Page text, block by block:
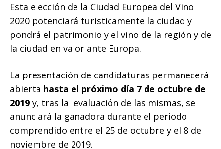
Esta elección de la Ciudad Europea del Vino
2020 potenciará turisticamente la ciudad y
pondrá el patrimonio y el vino de la región y de
la ciudad en valor ante Europa.
La presentación de candidaturas permanecerá
abierta hasta el próximo día 7 de octubre de
2019 y, tras la evaluación de las mismas, se
anunciará la ganadora durante el periodo
comprendido entre el 25 de octubre y el 8 de
noviembre de 2019.